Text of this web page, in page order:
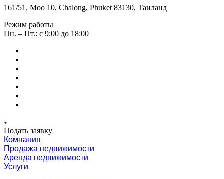
161/51, Moo 10, Chalong, Phuket 83130, Таиланд
Режим работы
Пн. – Пт.: с 9:00 до 18:00
Подать заявку
Компания
Продажа недвижимости
Аренда недвижимости
Услуги